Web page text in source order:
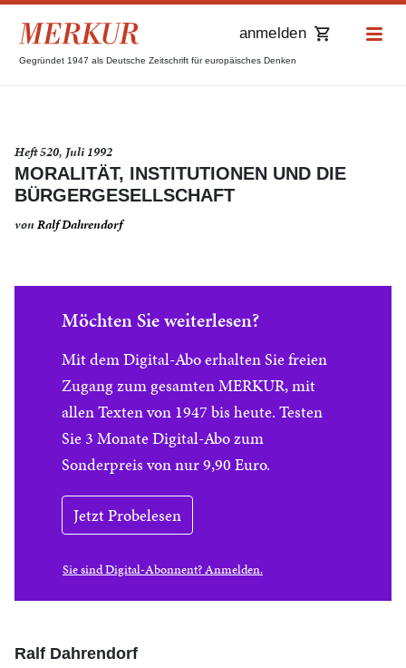
Gegründet 1947 als Deutsche Zeitschrift für europäisches Denken
anmelden
Heft 520, Juli 1992
MORALITÄT, INSTITUTIONEN UND DIE
BÜRGERGESELLSCHAFT
vonRalf Dahrendorf
Möchten Sie weiterlesen?
Mit dem Digital-Abo erhalten Sie freien
Zugang zum gesamten MERKUR, mit
allen Texten von 1947 bis heute. Testen
Sie 3 Monate Digital-Abo zum
Sonderpreis von nur 9,90 Euro.
Jetzt Probelesen
Sie sind Digital-Abonnent? Anmelden.
Ralf Dahrendorf